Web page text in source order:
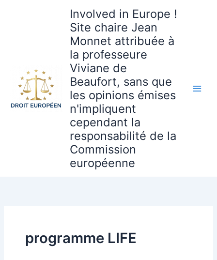
Involved in Europe !
Site chaire Jean
Monnet attribuée à
la professeure
Viviane de
Beaufort, sans que
les opinions émises
n'impliquent
cependant la
responsabilité de la
Commission
européenne
programme LIFE